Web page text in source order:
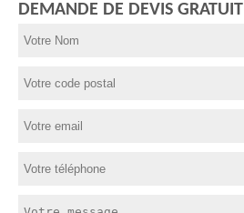
DEMANDE DE DEVIS GRATUIT